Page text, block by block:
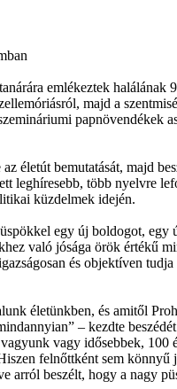
emlékeztek halálának
majd a
papnövendékek
életút bemutatását, majd
leghíresebb, több nyelvre
küzdelmek idején.
egy új boldogot, egy
való jósága örök értékű
és objektíven
életünkben, és amitől
– kezdte beszédét
vagy idősebbek, 100
felnőttként sem könnyű
arról beszélt, hogy a nagy